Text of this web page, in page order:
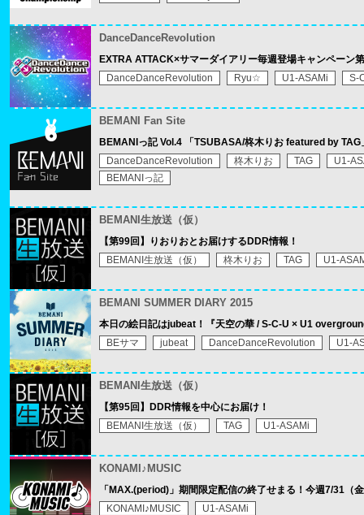
DanceDanceRevolution
EXTRA ATTACK×サマーダイアリー毎週登場キャンペーン
DanceDanceRevolution
Ryu☆ U1-ASAMi S-
BEMANI Fan Site
BEMANIっ記 Vol.4 「TSUBASA/柊木りお featured by
DanceDanceRevolution
柊木りお TAG
U1-
BEMANIっ記
BEMANI生放送（仮）
【第99回】りおりおとお届けするDDR情報！
BEMANI生放送（仮）
柊木りお TAG U1-
BEMANI SUMMER DIARY 2015
本日の絵日記はjubeat！『天空の華 / S-C-U × U1
BEサマ
jubeat DanceDanceRevolution U1-
BEMANI生放送（仮）
【第95回】DDR情報を中心にお届け！
BEMANI生放送（仮）
TAG U1-ASAMi
KONAMI♪MUSIC
「MAX.(period)」期間限定配信の終了せまる！今週7/31（
KONAMI♪MUSIC
U1-ASAMi